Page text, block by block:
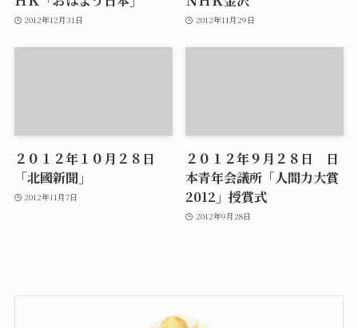
2012年12月31日 2012年11月29日
２０１２年１０月２８日
「北國新聞」
2012年11月7日
２０１２年９月２８日 日
本青年会議所「人間力大賞
2012」授賞式
2012年9月28日